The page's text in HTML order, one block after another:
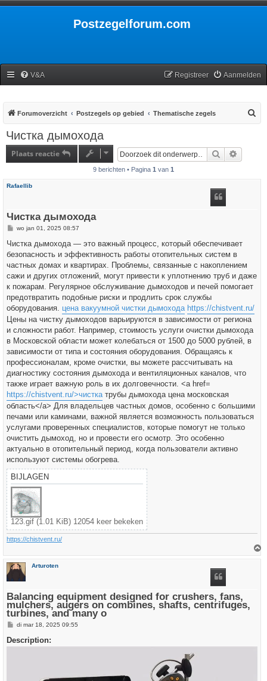
Postzegelforum.com
V&A Aanmelden
Registreer
Forumoverzicht Postzegels op gebied Thematische zegels
Чистка дымохода
Plaats reactie Zoek
9 berichten • Pagina 1 van 1
Rafaellib
Чистка дымохода
B
r
c
h
wo jan 01, 2025 08:57
Чистка дымохода — это важный процесс, который обеспечивает
безопасность и эффективность работы отопительных систем в
частных домах и квартирах. Проблемы, связанные с накоплением
сажи и других отложений, могут привести к уплотнению труб и даже
к пожарам. Регулярное обслуживание дымоходов и печей помогает
предотвратить подобные риски и продлить срок службы
оборудования. цена вакуумной чистки дымохода https://chistvent.ru/
Цены на чистку дымоходов варьируются в зависимости от региона
и сложности работ. Например, стоимость услуги очистки дымохода
в Московской области может колебаться от 1500 до 5000 рублей, в
зависимости от типа и состояния оборудования. Обращаясь к
профессионалам, кроме очистки, вы можете рассчитывать на
диагностику состояния дымохода и вентиляционных каналов, что
также играет важную роль в их долговечности. <a href=
https://chistvent.ru/>чисткатрубы дымохода цена московская
область</a> Для владельцев частных домов, особенно с большими
печами или каминами, важной является возможность пользоваться
услугами проверенных специалистов, которые помогут не только
очистить дымоход, но и провести его осмотр. Это особенно
актуально в отопительный период, когда пользователи активно
используют системы обогрева.
BIJLAGEN
123.gif (1.01 KiB) 12054 keer bekeken
https://chistvent.ru/
Arturoten
Balancing equipment designed for crushers, fans,
mulchers, augers on combines, shafts, centrifuges,
turbines, and many o
B
r
i
di mar 18, 2025 09:55
Description: